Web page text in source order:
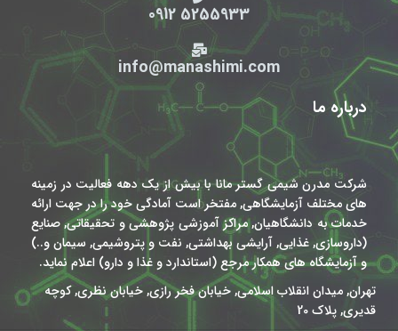
5255933 0912
info@manashimi.com
درباره ما
شرکت مدرن شیمی گستر مانا با بیش از یک دهه فعالیت در زمینه
های مختلف آزمایشگاهی, مفتخر است آمادگی خود را در جهت ارائه
خدمات به دانشگاهیان, مراکز آموزشی پژوهشی و تحقیقاتی, صنایع
(داروسازی, غذایی, آرایشی بهداشتی, نفت و پتروشیمی, سیمان و..)
و آزمایشگاه های همکار مرجع (استاندارد و غذا و دارو) اعلام نماید.
تهران, میدان انقلاب اسلامی, خیابان فخر رازی, خیابان نظری, کوچه
قدیری, پلاک 20